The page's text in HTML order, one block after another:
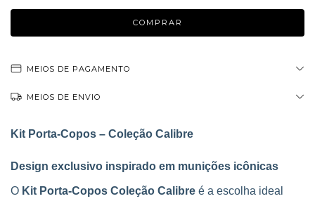
MEIOS DE PAGAMENTO
MEIOS DE ENVIO
Kit Porta-Copos – Coleção Calibre
Design exclusivo inspirado em munições icônicas
O Kit Porta-Copos Coleção Calibre é a escolha ideal